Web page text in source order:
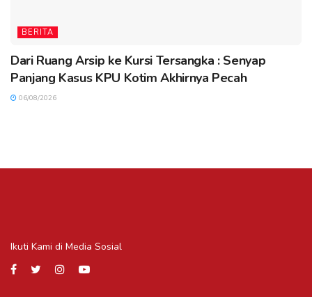
BERITA
Dari Ruang Arsip ke Kursi Tersangka : Senyap
Panjang Kasus KPU Kotim Akhirnya Pecah
06/08/2026
Ikuti Kami di Media Sosial